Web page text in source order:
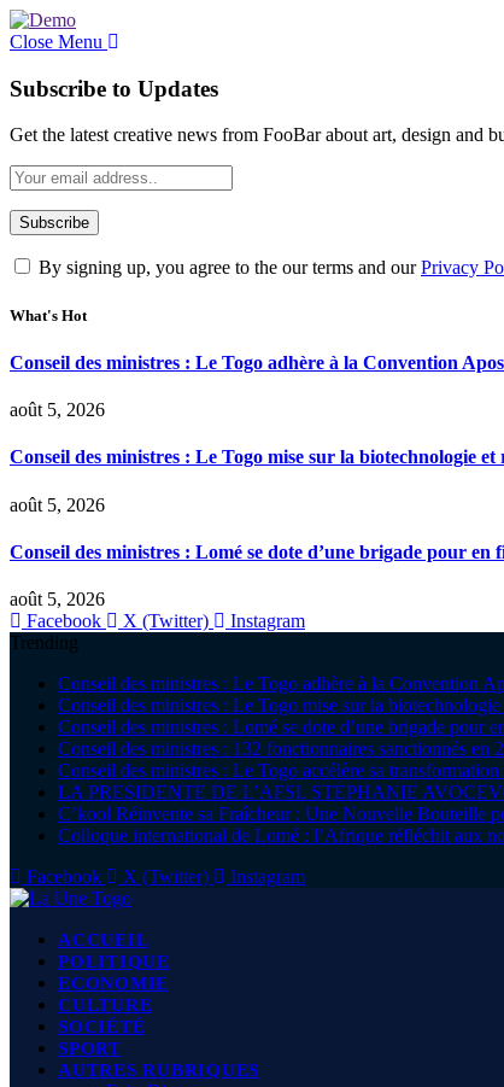
Close Menu
Subscribe to Updates
Get the latest creative news from FooBar about art, design and
By signing up, you agree to the our terms and ourPrivacy
What's Hot
Conseil des ministres : Le Togo adhère à la Convention
août 5, 2026
Conseil des ministres : Le Togo mise sur la biotechnologie
août 5, 2026
Conseil des ministres : Lomé se dote d’une brigade pour en
août 5, 2026
Facebook
X (Twitter)
Instagram
Trending
Conseil des ministres : Le Togo adhère à la Convention
Conseil des ministres : Le Togo mise sur la
Conseil des ministres : Lomé se dote d’une brigade pour
Conseil des ministres : 132 fonctionnaires sanctionnés en
Conseil des ministres : Le Togo accélère sa
LA PRESIDENTE DE L’AFSL STEPHANIE
C’kool Réinvente sa Fraîcheur : Une Nouvelle Bouteille
Colloque international de Lomé : l’Afrique réfléchit aux
Facebook
X (Twitter) Instagram
ACCUEIL
POLITIQUE
ECONOMIE
CULTURE
SOCIÉTÉ
SPORT
AUTRES RUBRIQUES